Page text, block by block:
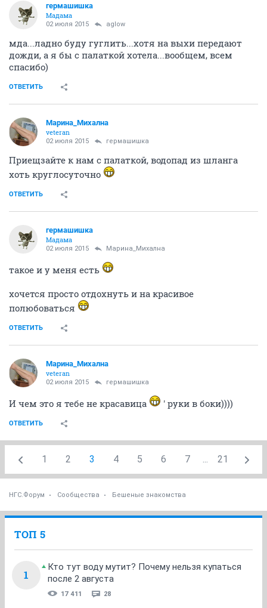
гермашишка
Мадама
02 июля 2015 aglow
мда...ладно буду гуглить...хотя на выхи передают
дожди, а я бы с палаткой хотела...вообщем, всем
спасибо)
ОТВЕТИТЬ
Марина_Михална
veteran
02 июля 2015 гермашишка
Приещзайте к нам с палаткой, водопад из шланга
хоть круглосуточно
ОТВЕТИТЬ
гермашишка
Мадама
02 июля 2015 Марина_Михална
такое и у меня есть
хочется просто отдохнуть и на красивое
полюбоваться
ОТВЕТИТЬ
Марина_Михална
veteran
02 июля 2015 гермашишка
И чем это я тебе не красавица ' руки в боки))))
ОТВЕТИТЬ
1 2 3 4 5 6 7 ... 21
НГС.Форум Сообщества Бешеные знакомства
ТОП 5
1
Кто тут воду мутит? Почему нельзя купаться
после 2 августа
17 411 28